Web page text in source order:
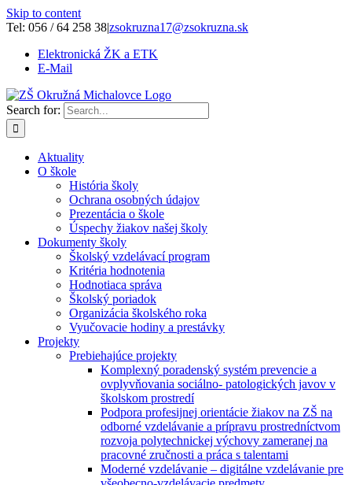
Skip to content
Tel: 056 / 64 258 38|zsokruzna17@zsokruzna.sk
Elektronická ŽK a ETK
E-Mail
Search for:
Aktuality
O škole
História školy
Ochrana osobných údajov
Prezentácia o škole
Úspechy žiakov našej školy
Dokumenty školy
Školský vzdelávací program
Kritéria hodnotenia
Hodnotiaca správa
Školský poriadok
Organizácia školského roka
Vyučovacie hodiny a prestávky
Projekty
Prebiehajúce projekty
Komplexný poradenský systém prevencie a
ovplyvňovania sociálno- patologických javov v
školskom prostredí
Podpora profesijnej orientácie žiakov na ZŠ na
odborné vzdelávanie a prípravu prostredníctvom
rozvoja polytechnickej výchovy zameranej na
pracovné zručnosti a práca s talentami
Moderné vzdelávanie – digitálne vzdelávanie pre